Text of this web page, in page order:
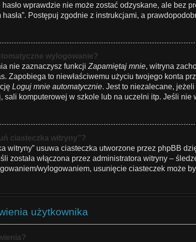
wprawdzie nie może zostać odzyskane, ale bez
Postępuj zgodnie z instrukcjami, a
wylogowanie?
nie zaznaczysz funkcji Zapamiętaj mnie, witryna
Zapobiega to niewłaściwemu użyciu twojego konta
Loguj mnie automatycznie. Jest to niezalecane,
sali komputerowej w szkole lub na uczelni itp. Jeśli nie
ciasteczka witryny”?
witryny” usuwa ciasteczka utworzone przez phpBB
została włączona przez administratora witryny –
wylogowaniem, usunięcie ciasteczek może
użytkownika